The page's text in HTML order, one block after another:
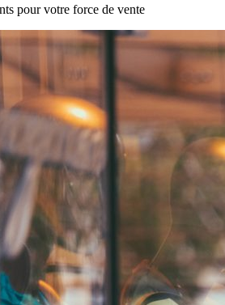
pour votre force de vente